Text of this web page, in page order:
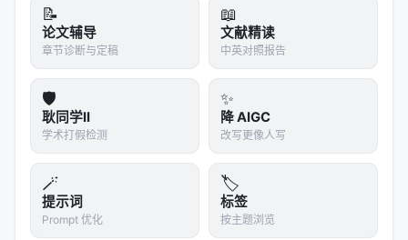
📝
论文辅导
章节诊断与定稿
📖
文献精读
中英对照报告
🛡️
耿同学II
学术打假检测
✨
降 AIGC
改写更像人写
🪄
提示词
Prompt 优化
🏷️
标签
按主题浏览